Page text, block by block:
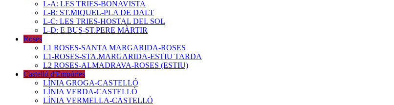
L-A: LES TRIES-BONAVISTA
L-B: ST.MIQUEL-PLA DE DALT
L-C: LES TRIES-HOSTAL DEL SOL
L-D: E.BUS-ST.PERE MÀRTIR
Roses
L1 ROSES-SANTA MARGARIDA-ROSES
L1-ROSES-STA.MARGARIDA-ESTIU TARDA
L2 ROSES-ALMADRAVA-ROSES (ESTIU)
Castelló d'Empúries
LÍNIA GROGA-CASTELLÓ
LÍNIA VERDA-CASTELLÓ
LÍNIA VERMELLA-CASTELLÓ